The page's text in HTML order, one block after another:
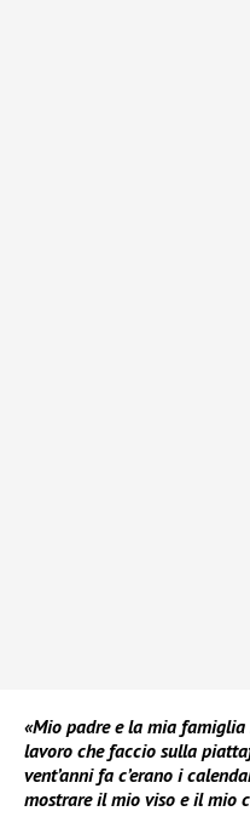
«Mio padre e la mia
lavoro che faccio sulla
vent’anni fa c’erano i
mostrare il mio viso e il mio